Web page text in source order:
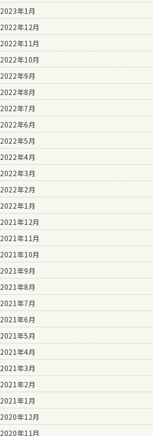
2023年1月
2022年12月
2022年11月
2022年10月
2022年9月
2022年8月
2022年7月
2022年6月
2022年5月
2022年4月
2022年3月
2022年2月
2022年1月
2021年12月
2021年11月
2021年10月
2021年9月
2021年8月
2021年7月
2021年6月
2021年5月
2021年4月
2021年3月
2021年2月
2021年1月
2020年12月
2020年11月